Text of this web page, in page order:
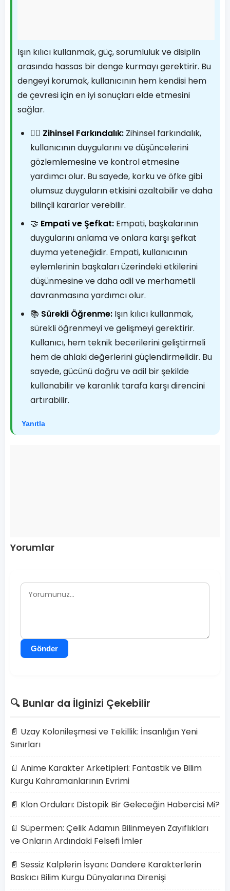
Işın kılıcı kullanmak, güç, sorumluluk ve disiplin
arasında hassas bir denge kurmayı gerektirir. Bu
dengeyi korumak, kullanıcının hem kendisi hem
de çevresi için en iyi sonuçları elde etmesini
sağlar.
🧘‍♀️ Zihinsel Farkındalık: Zihinsel farkındalık,
kullanıcının duygularını ve düşüncelerini
gözlemlemesine ve kontrol etmesine
yardımcı olur. Bu sayede, korku ve öfke gibi
olumsuz duyguların etkisini azaltabilir ve daha
bilinçli kararlar verebilir.
🤝 Empati ve Şefkat: Empati, başkalarının
duygularını anlama ve onlara karşı şefkat
duyma yeteneğidir. Empati, kullanıcının
eylemlerinin başkaları üzerindeki etkilerini
düşünmesine ve daha adil ve merhametli
davranmasına yardımcı olur.
📚 Sürekli Öğrenme: Işın kılıcı kullanmak,
sürekli öğrenmeyi ve gelişmeyi gerektirir.
Kullanıcı, hem teknik becerilerini geliştirmeli
hem de ahlaki değerlerini güçlendirmelidir. Bu
sayede, gücünü doğru ve adil bir şekilde
kullanabilir ve karanlık tarafa karşı direncini
artırabilir.
Yanıtla
Yorumlar
Gönder
🔍 Bunlar da İlginizi Çekebilir
📄 Uzay Kolonileşmesi ve Tekillik: İnsanlığın Yeni
Sınırları
📄 Anime Karakter Arketipleri: Fantastik ve Bilim
Kurgu Kahramanlarının Evrimi
📄 Klon Orduları: Distopik Bir Geleceğin Habercisi Mi?
📄 Süpermen: Çelik Adamın Bilinmeyen Zayıflıkları
ve Onların Ardındaki Felsefi İmler
📄 Sessiz Kalplerin İsyanı: Dandere Karakterlerin
Baskıcı Bilim Kurgu Dünyalarına Direnişi